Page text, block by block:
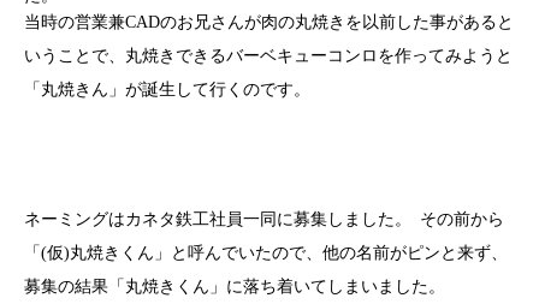
当時の営業兼CADのお兄さんが肉の丸焼きを以前した事があると
いうことで、丸焼きできるバーベキューコンロを作ってみようと
「丸焼きん」が誕生して行くのです。
ネーミングはカネタ鉄工社員一同に募集しました。 その前から
「(仮)丸焼きくん」と呼んでいたので、他の名前がピンと来ず、
募集の結果「丸焼きくん」に落ち着いてしまいました。